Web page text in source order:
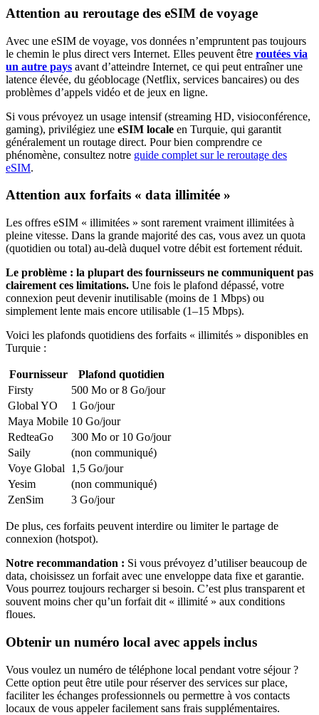
Attention au reroutage des eSIM de voyage
Avec une eSIM de voyage, vos données n’empruntent pas toujours
le chemin le plus direct vers Internet. Elles peuvent être routées via
un autre pays avant d’atteindre Internet, ce qui peut entraîner une
latence élevée, du géoblocage (Netflix, services bancaires) ou des
problèmes d’appels vidéo et de jeux en ligne.
Si vous prévoyez un usage intensif (streaming HD, visioconférence,
gaming), privilégiez une eSIM locale en Turquie, qui garantit
généralement un routage direct. Pour bien comprendre ce
phénomène, consultez notre guide complet sur le reroutage des
eSIM.
Attention aux forfaits « data illimitée »
Les offres eSIM « illimitées » sont rarement vraiment illimitées à
pleine vitesse. Dans la grande majorité des cas, vous avez un quota
(quotidien ou total) au-delà duquel votre débit est fortement réduit.
Le problème : la plupart des fournisseurs ne communiquent pas
clairement ces limitations. Une fois le plafond dépassé, votre
connexion peut devenir inutilisable (moins de 1 Mbps) ou
simplement lente mais encore utilisable (1–15 Mbps).
Voici les plafonds quotidiens des forfaits « illimités » disponibles en
Turquie :
Fournisseur
Plafond quotidien
Firsty
500 Mo or 8 Go/jour
Global YO
1 Go/jour
Maya Mobile 10 Go/jour
RedteaGo
300 Mo or 10 Go/jour
Saily
(non communiqué)
Voye Global
1,5 Go/jour
Yesim
(non communiqué)
ZenSim
3 Go/jour
De plus, ces forfaits peuvent interdire ou limiter le partage de
connexion (hotspot).
Notre recommandation : Si vous prévoyez d’utiliser beaucoup de
data, choisissez un forfait avec une enveloppe data fixe et garantie.
Vous pourrez toujours recharger si besoin. C’est plus transparent et
souvent moins cher qu’un forfait dit « illimité » aux conditions
floues.
Obtenir un numéro local avec appels inclus
Vous voulez un numéro de téléphone local pendant votre séjour ?
Cette option peut être utile pour réserver des services sur place,
faciliter les échanges professionnels ou permettre à vos contacts
locaux de vous appeler facilement sans frais supplémentaires.